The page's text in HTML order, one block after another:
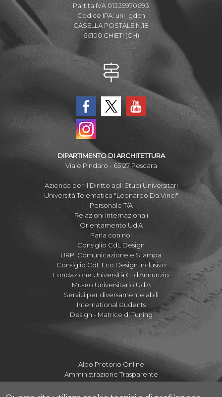
Partita IVA 01335970693
Codice IPA: uni_gdch
CASELLA POSTALE N.18
66100 CHIETI (CH)
DIPARTIMENTO DI ARCHITETTURA
Viale Pindaro - 65127 Pescara
Azienda per il Diritto agli Studi Universitari
Università Telematica "Leonardo Da Vinci"
Personale T/A
Relazioni Internazionali
Orientamento Ud'A
Parla con noi
Consiglio CdL Design
URP, Comunicazione e Stampa
Consiglio CdL Eco Design Inclusivo
Fondazione Università G. d'Annunzio
Museo Universitario Ud'A
Servizi per diversamente abili
International students
Design - Matrice di Tuning
Albo Pretorio Online
Amministrazione Trasparente
Mettiamoci la Faccia
Fatturazione elettronica UdA